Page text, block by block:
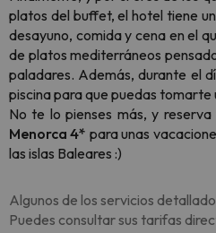
platos del buffet, el hotel tiene
desayuno, comida y cena en el
de platos mediterráneos
paladares. Además, durante el
piscina para que puedas tomarte
No te lo pienses más, y reserva
Menorca 4* para unas
las islas Baleares :)
Algunos de los servicios
Puedes consultar sus tarifas